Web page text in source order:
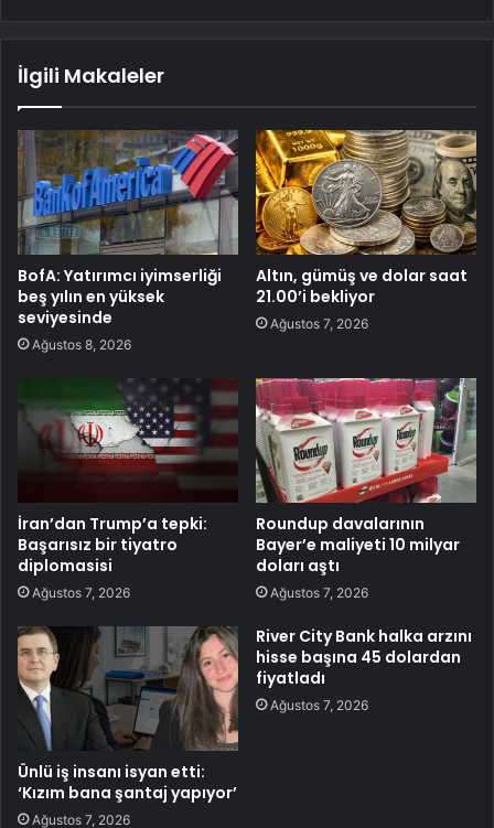
İlgili Makaleler
BofA: Yatırımcı iyimserliği
beş yılın en yüksek
seviyesinde
Ağustos 8, 2026
Altın, gümüş ve dolar saat
21.00’i bekliyor
Ağustos 7, 2026
İran’dan Trump’a tepki:
Başarısız bir tiyatro
diplomasisi
Ağustos 7, 2026
Roundup davalarının
Bayer’e maliyeti 10 milyar
doları aştı
Ağustos 7, 2026
Ünlü iş insanı isyan etti:
‘Kızım bana şantaj yapıyor’
Ağustos 7, 2026
River City Bank halka arzını
hisse başına 45 dolardan
fiyatladı
Ağustos 7, 2026